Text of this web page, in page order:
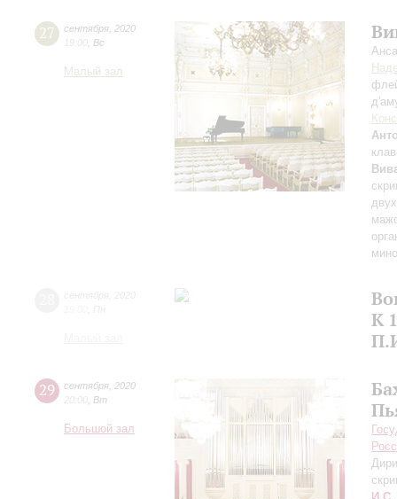
27 сентября 2020
19:00 Вс
Малый зал
К
29 сентября 2020
20:00 Вт
Большой зал